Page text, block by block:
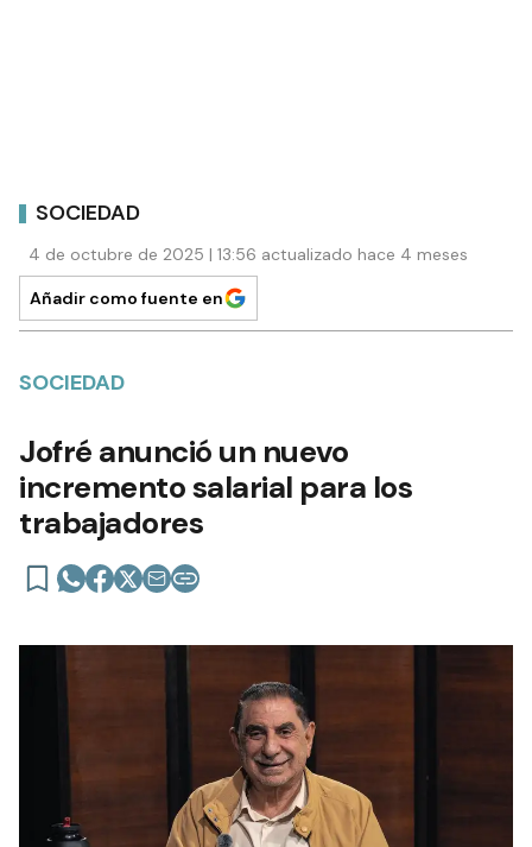
SOCIEDAD
4 de octubre de 2025 | 13:56 actualizado hace 4 meses
Añadir como fuente en
SOCIEDAD
Jofré anunció un nuevo
incremento salarial para los
trabajadores